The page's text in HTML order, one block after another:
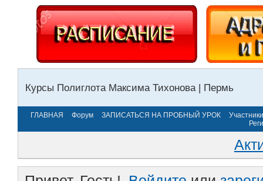
Курсы Полиглота Максима Тихонова | Пермь
ГЛАВНАЯ Форум ЗАПИСАТЬСЯ НА ПРОБНЫЙ УРОК
Участники